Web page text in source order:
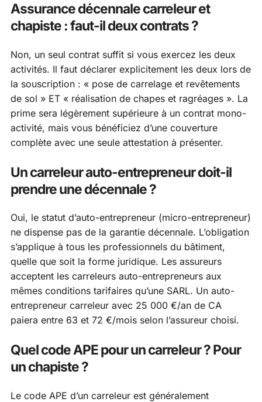
Assurance décennale carreleur et
chapiste : faut-il deux contrats ?
Non, un seul contrat suffit si vous exercez les deux
activités. Il faut déclarer explicitement les deux lors de
la souscription : « pose de carrelage et revêtements
de sol » ET « réalisation de chapes et ragréages ». La
prime sera légèrement supérieure à un contrat mono-
activité, mais vous bénéficiez d’une couverture
complète avec une seule attestation à présenter.
Un carreleur auto-entrepreneur doit-il
prendre une décennale ?
Oui, le statut d’auto-entrepreneur (micro-entrepreneur)
ne dispense pas de la garantie décennale. L’obligation
s’applique à tous les professionnels du bâtiment,
quelle que soit la forme juridique. Les assureurs
acceptent les carreleurs auto-entrepreneurs aux
mêmes conditions tarifaires qu’une SARL. Un auto-
entrepreneur carreleur avec 25 000 €/an de CA
paiera entre 63 et 72 €/mois selon l’assureur choisi.
Quel code APE pour un carreleur ? Pour
un chapiste ?
Le code APE d’un carreleur est généralement